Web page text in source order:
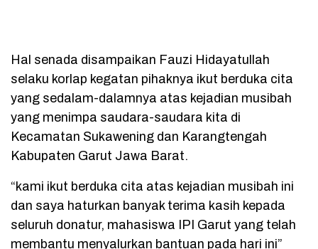
Hal senada disampaikan Fauzi Hidayatullah
selaku korlap kegatan pihaknya ikut berduka cita
yang sedalam-dalamnya atas kejadian musibah
yang menimpa saudara-saudara kita di
Kecamatan Sukawening dan Karangtengah
Kabupaten Garut Jawa Barat.
“kami ikut berduka cita atas kejadian musibah ini
dan saya haturkan banyak terima kasih kepada
seluruh donatur, mahasiswa IPI Garut yang telah
membantu menyalurkan bantuan pada hari ini”